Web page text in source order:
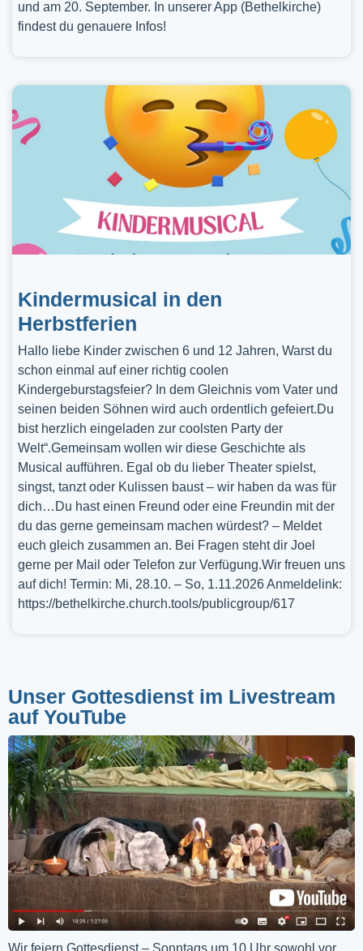
und am 20. September. In unserer App (Bethelkirche)
findest du genauere Infos!
Kindermusical in den
Herbstferien
Hallo liebe Kinder zwischen 6 und 12 Jahren, Warst du
schon einmal auf einer richtig coolen
Kindergeburstagsfeier? In dem Gleichnis vom Vater und
seinen beiden Söhnen wird auch ordentlich gefeiert.Du
bist herzlich eingeladen zur coolsten Party der
Welt“.Gemeinsam wollen wir diese Geschichte als
Musical aufführen. Egal ob du lieber Theater spielst,
singst, tanzt oder Kulissen baust – wir haben da was für
dich…Du hast einen Freund oder eine Freundin mit der
du das gerne gemeinsam machen würdest? – Meldet
euch gleich zusammen an. Bei Fragen steht dir Joel
gerne per Mail oder Telefon zur Verfügung.Wir freuen uns
auf dich! Termin: Mi, 28.10. – So, 1.11.2026 Anmeldelink:
https://bethelkirche.church.tools/publicgroup/617
Unser Gottesdienst im Livestream
auf YouTube
Wir feiern Gottesdienst – Sonntags um 10 Uhr sowohl vor